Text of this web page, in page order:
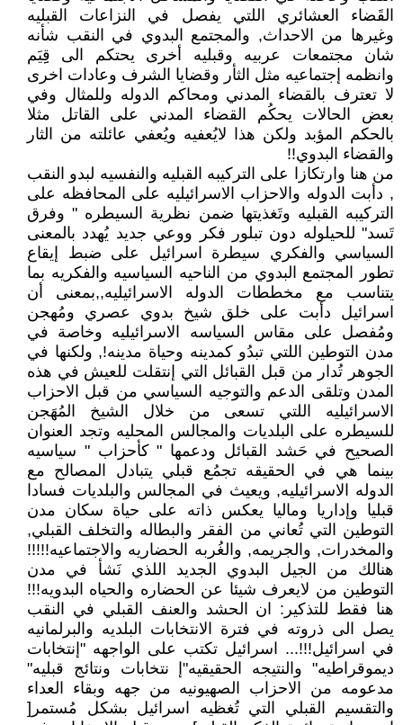
القَضاء العشائري اللتي يفصل في النزاعات القبليه
وغيرها من الاحداث, والمجتمع البدوي في النقب شأنه
شان مجتمعات عربيه وقبليه أخرى يحتكم الى قِِيَم
وانظمه إجتماعيه مثل الثأر وقضايا الشرف وعادات اخرى
لا تعترف بالقضاء المدني ومحاكم الدوله وللمثال وفي
بعض الحالات يحكُم القضاء المدني على القاتل مثلا
بالحكم المؤبد ولكن هذا لايُعفيه ويُعفي عائلته من الثار
والقضاء البدوي!!
من هنا وارتكازا على التركيبه القبليه والنفسيه لبدو النقب
, دأبت الدوله والاحزاب الاسرائيليه على المحافظه على
التركيبه القبليه وتَغذيتها ضمن نظرية السيطره " وفرق
تَسد" للحيلوله دون تبلور فكر ووعي جديد يُهدد بالمعنى
السياسي والفكري سيطرة اسرائيل على ضبط إيقاع
تطور المجتمع البدوي من الناحيه السياسيه والفكريه بما
يتناسب مع مخططات الدوله الاسرائيليه,,بمعنى أن
اسرائيل دأبت على خلق شيخ بدوي عصري ومُهجن
ومُفصل على مقاس السياسه الاسرائيليه وخاصة في
مدن التوطين اللتي تبدُو كمدينه وحياة مدينه!, ولكنها في
الجوهر تُدار من قبل القبائل التي إنتقلت للعيش في هذه
المدن وتلقى الدعم والتوجيه السياسي من قبل الاحزاب
الاسرائيليه اللتي تسعى من خلال الشيخ المُهَجن
للسيطره على البلديات والمجالس المحليه وتجد العنوان
الصحيح في حَشد القبائل ودعمها " كأحزاب " سياسيه
بينما هي في الحقيقه تجمُع قبلي يتبادل المصالح مع
الدوله الاسرائيليه, ويعيث في المجالس والبلديات فسادا
قبليا وإداريا وماليا يعكس ذاته على حياة سكان مدن
التوطين التي تُعاني من الفقر والبطاله والتخلف القبلي,
والمخدرات, والجريمه, والغُربه الحضاريه والاجتماعيه!!!!!
هنالك من الجيل البدوي الجديد اللذي نَشأ في مدن
التوطين من لايعرف شيئا عن الحضاره والحياه البدويه!!!
هنا فقط للتذكير: ان الحشد والعنف القبلي في النقب
يصل الى ذروته في فترة الانتخابات البلديه والبرلمانيه
في اسرائيل!!!... اسرائيل تكتب على الواجهه "إنتخابات
ديموقراطيه" والنتيجه الحقيقيه"إ نتخابات ونتائج قبليه"
مدعومه من الاحزاب الصهيونيه من جهه وبقاء العداء
والتقسيم القبلي التي تُغظيه اسرائيل بشكل مُستمر[